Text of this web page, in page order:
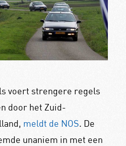
voert strengere regels
door het Zuid-
meldt de NOS. De
unaniem in met een